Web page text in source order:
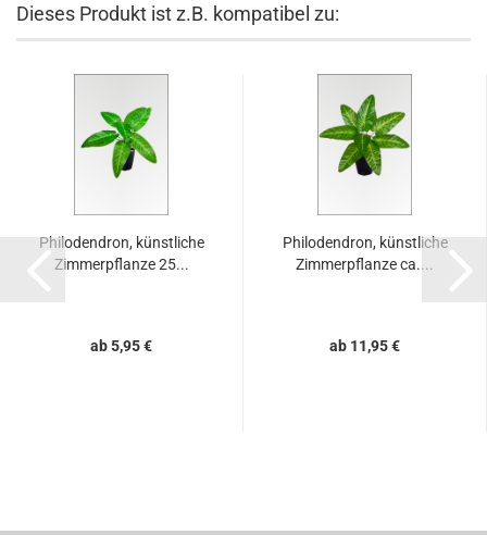
Dieses Produkt ist z.B. kompatibel zu:
Philodendron, künstliche
Zimmerpflanze 25...
ab 5,95 €
Philodendron, künstliche
Zimmerpflanze ca....
ab 11,95 €